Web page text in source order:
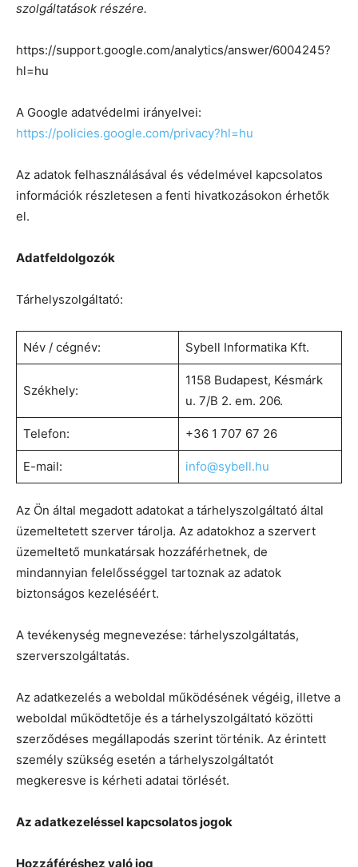
szolgáltatások részére.
https://support.google.com/analytics/answer/6004245?
hl=hu
A Google adatvédelmi irányelvei:
https://policies.google.com/privacy?hl=hu
Az adatok felhasználásával és védelmével kapcsolatos
információk részletesen a fenti hivatkozásokon érhetők
el.
Adatfeldolgozók
Tárhelyszolgáltató:
Név / cégnév: Sybell Informatika Kft.
Székhely:
1158 Budapest, Késmárk
u. 7/B 2. em. 206.
Telefon: +36 1 707 67 26
E-mail: info@sybell.hu
Az Ön által megadott adatokat a tárhelyszolgáltató által
üzemeltetett szerver tárolja. Az adatokhoz a szervert
üzemeltető munkatársak hozzáférhetnek, de
mindannyian felelősséggel tartoznak az adatok
biztonságos kezeléséért.
A tevékenység megnevezése: tárhelyszolgáltatás,
szerverszolgáltatás.
Az adatkezelés a weboldal működésének végéig, illetve a
weboldal működtetője és a tárhelyszolgáltató közötti
szerződéses megállapodás szerint történik. Az érintett
személy szükség esetén a tárhelyszolgáltatót
megkeresve is kérheti adatai törlését.
Az adatkezeléssel kapcsolatos jogok
Hozzáféréshez való jog